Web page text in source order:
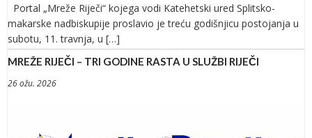
Portal „Mreže Riječi“ kojega vodi Katehetski ured Splitsko-
makarske nadbiskupije proslavio je treću godišnjicu postojanja u
subotu, 11. travnja, u […]
MREŽE RIJEČI – TRI GODINE RASTA U SLUŽBI RIJEČI
26 ožu. 2026